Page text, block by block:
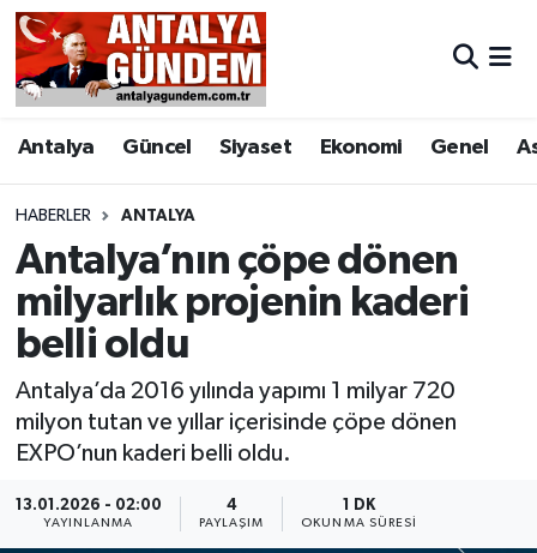
Antalya Güncel Siyaset Ekonomi Genel
HABERLER ANTALYA
Antalya’nın çöpe dönen
milyarlık projenin kaderi
belli oldu
Antalya’da 2016 yılında yapımı 1 milyar 720
milyon tutan ve yıllar içerisinde çöpe dönen
EXPO’nun kaderi belli oldu.
13.01.2026 - 02:00
YAYINLANMA
4
PAYLAŞIM
1 DK
OKUNMA SÜRESI
Antalya
Asayiş
Bilim & Teknoloji
Bölge
EĞİTİM
Ekonomi
Genel
Görüntülü Haber
Antalya Nöbetçi Eczaneler
Antalya Hava Durumu
Antalya Namaz Vakitleri
Antalya Trafik Yoğunluk Haritası
Süper Lig Puan Durumu ve Fikstür
Tüm Manşetler
Son Dakika Haberleri
Haber Arşivi